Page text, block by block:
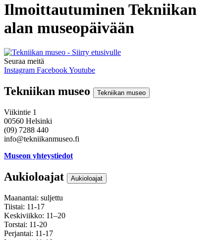
Ilmoittautuminen Tekniikan
alan museopäivään
Seuraa meitä
Instagram FacebookYoutube
Tekniikan museo Tekniikan museo
Viikintie 1
00560 Helsinki
(09) 7288 440
info@tekniikanmuseo.fi
Museon yhteystiedot
Aukioloajat Aukioloajat
Maanantai: suljettu
Tiistai: 11-17
Keskiviikko: 11–20
Torstai: 11-20
Perjantai: 11-17